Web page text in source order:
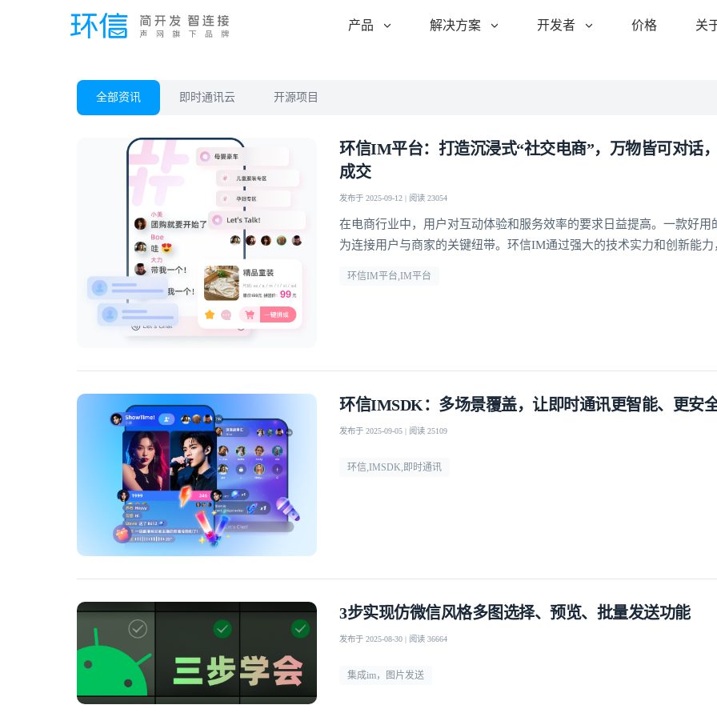
产品 解决方案 开发者 价格 关
全部资讯 即时通讯云 开源项目
环信IM平台：打造沉浸式“社交电商”，万物皆可对话
成交
发布于 2025-09-12 | 阅读 23054
在电商行业中，用户对互动体验和服务效率的要求日益提高。一款好用
为连接用户与商家的关键纽带。环信IM通过强大的技术实力和创新能
环信IM平台,IM平台
环信IMSDK：多场景覆盖，让即时通讯更智能、更安
发布于 2025-09-05 | 阅读 25109
环信,IMSDK,即时通讯
3步实现仿微信风格多图选择、预览、批量发送功能
发布于 2025-08-30 | 阅读 36664
集成im，图片发送